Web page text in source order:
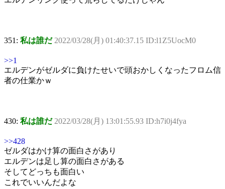
351: 私は誰だ 2022/03/28(月) 01:40:37.15 ID:l1Z5UocM0
>>1
エルデンがゼルダに負けたせいで頭おかしくなったフロム信
者の仕業かｗ
430: 私は誰だ 2022/03/28(月) 13:01:55.93 ID:h7i0j4fya
>>428
ゼルダはかけ算の面白さがあり
エルデンは足し算の面白さがある
そしてどっちも面白い
これでいいんだよな